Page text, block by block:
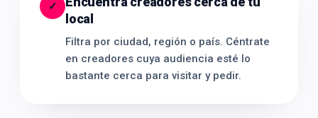
✓
local
Filtra por ciudad, región o país. Céntrate
en creadores cuya audiencia esté lo
bastante cerca para visitar y pedir.